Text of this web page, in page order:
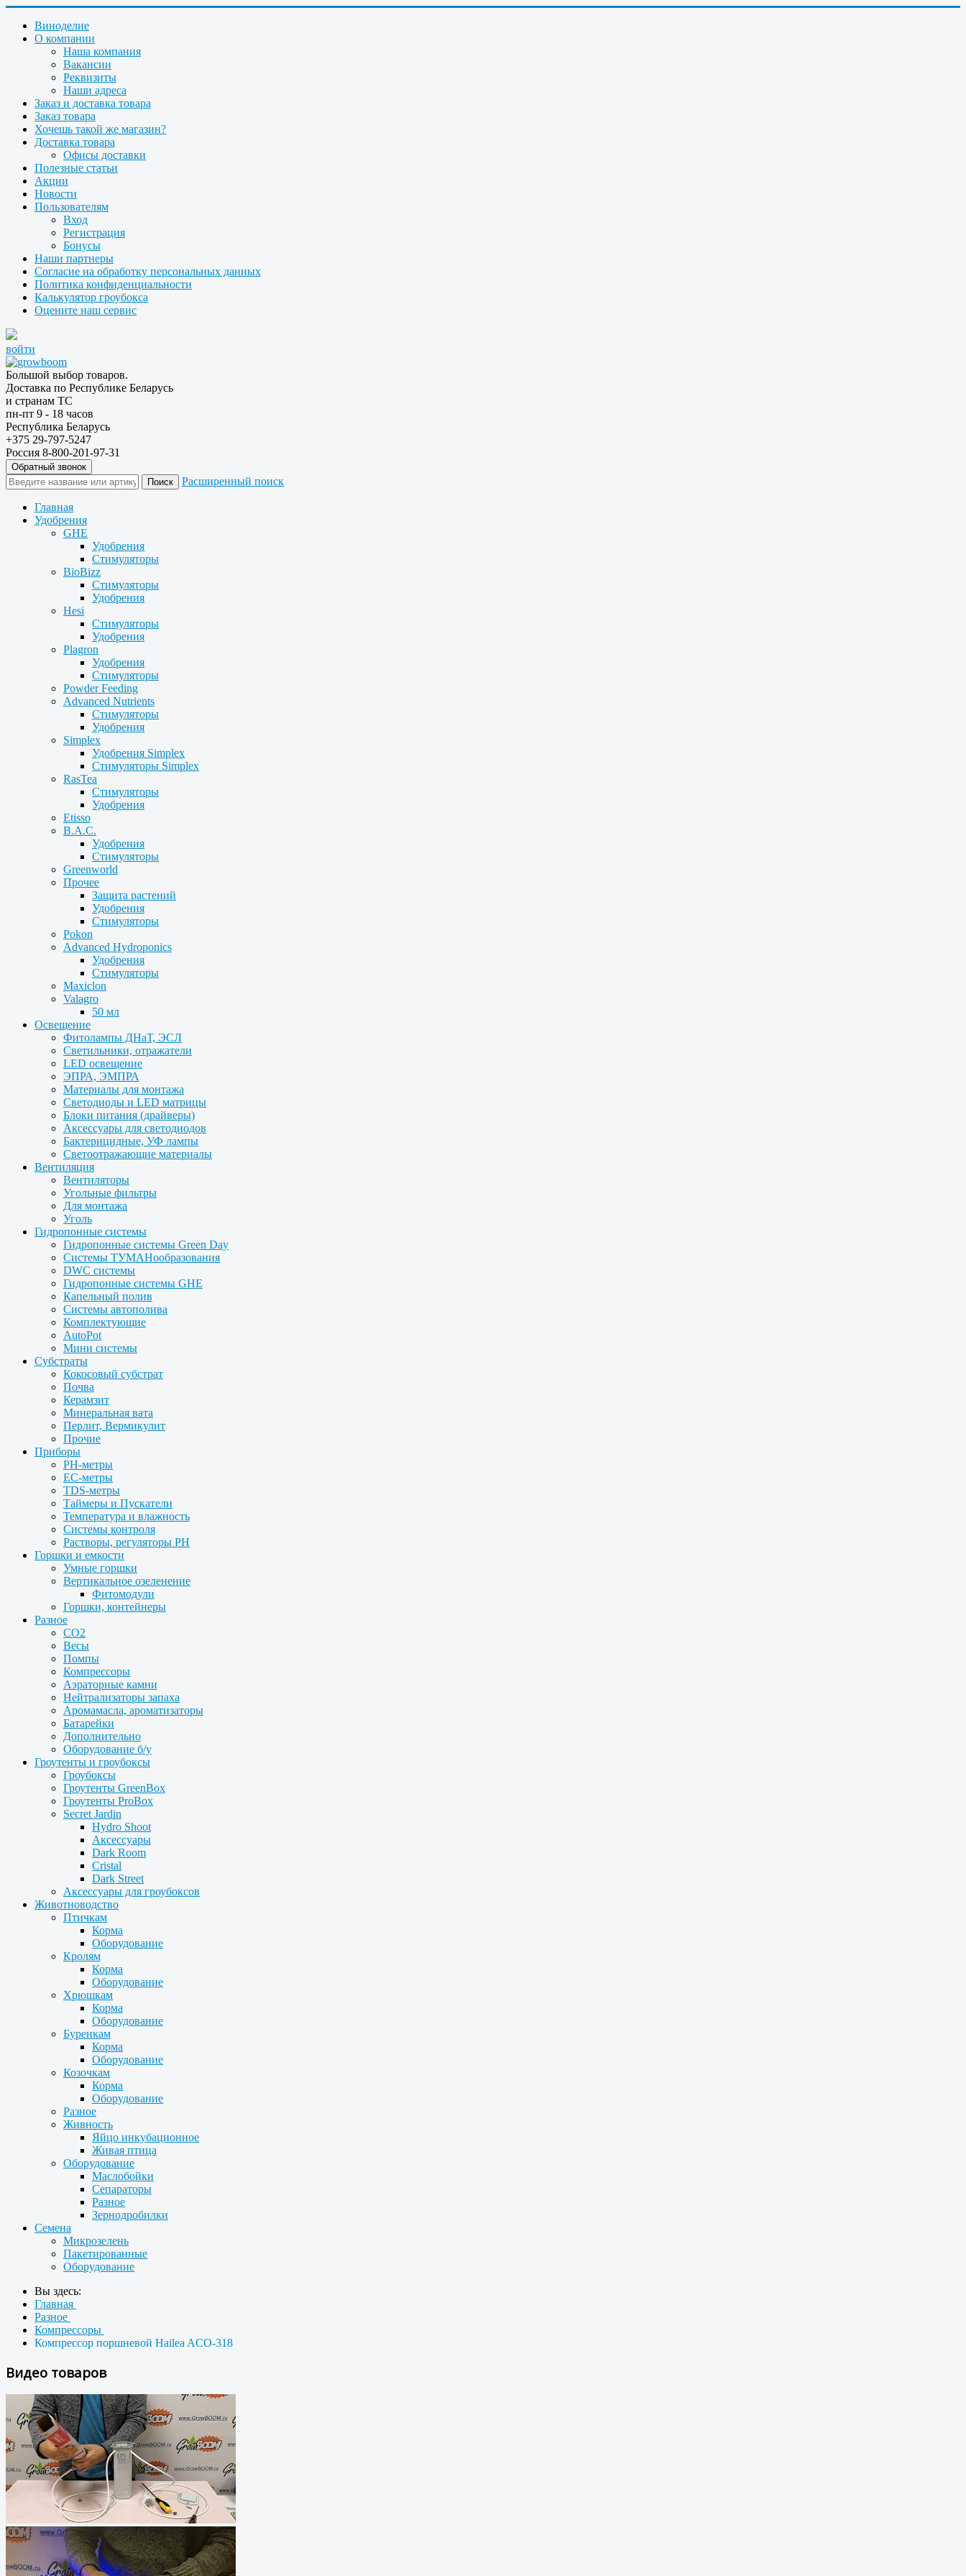
Виноделие
О компании
Наша компания
Вакансии
Реквизиты
Наши адреса
Заказ и доставка товара
Заказ товара
Хочешь такой же магазин?
Доставка товара
Офисы доставки
Полезные статьи
Акции
Новости
Пользователям
Вход
Регистрация
Бонусы
Наши партнеры
Согласие на обработку персональных данных
Политика конфиденциальности
Калькулятор гроубокса
Оцените наш сервис
войти
Большой выбор товаров.
Доставка по Республике Беларусь
и странам ТС
пн-пт 9 - 18 часов
Республика Беларусь
+375 29-797-5247
Россия 8-800-201-97-31
Обратный звонок
Расширенный поиск
Главная
Удобрения
GHE
Удобрения
Стимуляторы
BioBizz
Стимуляторы
Удобрения
Hesi
Стимуляторы
Удобрения
Plagron
Удобрения
Стимуляторы
Powder Feeding
Advanced Nutrients
Стимуляторы
Удобрения
Simplex
Удобрения Simplex
Стимуляторы Simplex
RasTea
Стимуляторы
Удобрения
Etisso
B.A.C.
Удобрения
Стимуляторы
Greenworld
Прочее
Защита растений
Удобрения
Стимуляторы
Pokon
Advanced Hydroponics
Удобрения
Стимуляторы
Maxiclon
Valagro
50 мл
Освещение
Фитолампы ДНаТ, ЭСЛ
Светильники, отражатели
LED освещение
ЭПРА, ЭМПРА
Материалы для монтажа
Светодиоды и LED матрицы
Блоки питания (драйверы)
Аксессуары для светодиодов
Бактерицидные, УФ лампы
Светоотражающие материалы
Вентиляция
Вентиляторы
Угольные фильтры
Для монтажа
Уголь
Гидропонные системы
Гидропонные системы Green Day
Системы ТУМАНообразования
DWC системы
Гидропонные системы GHE
Капельный полив
Системы автополива
Комплектующие
AutoPot
Мини системы
Субстраты
Кокосовый субстрат
Почва
Керамзит
Минеральная вата
Перлит, Вермикулит
Прочие
Приборы
PH-метры
EC-метры
TDS-метры
Таймеры и Пускатели
Температура и влажность
Системы контроля
Растворы, регуляторы PH
Горшки и емкости
Умные горшки
Вертикальное озеленение
Фитомодули
Горшки, контейнеры
Разное
CO2
Весы
Помпы
Компрессоры
Аэраторные камни
Нейтрализаторы запаха
Аромамасла, ароматизаторы
Батарейки
Дополнительно
Оборудование б/у
Гроутенты и гроубоксы
Гроубоксы
Гроутенты GreenBox
Гроутенты ProBox
Secret Jardin
Hydro Shoot
Аксессуары
Dark Room
Cristal
Dark Street
Аксессуары для гроубоксов
Животноводство
Птичкам
Корма
Оборудование
Кролям
Корма
Оборудование
Хрюшкам
Корма
Оборудование
Буренкам
Корма
Оборудование
Козочкам
Корма
Оборудование
Разное
Живность
Яйцо инкубационное
Живая птица
Оборудование
Маслобойки
Сепараторы
Разное
Зернодробилки
Семена
Микрозелень
Пакетированные
Оборудование
Вы здесь:
Главная
Разное
Компрессоры
Компрессор поршневой Hailea ACO-318
Видео товаров